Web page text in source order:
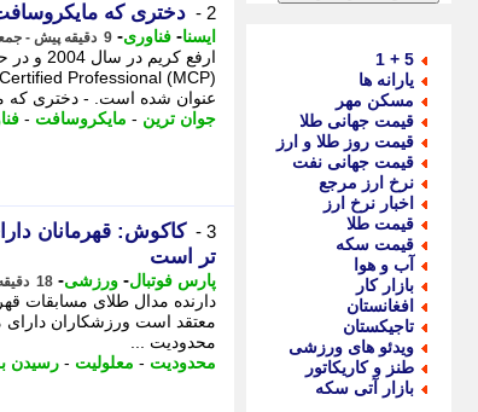
5 + 1
یارانه ها
مسکن مهر
قیمت جهانی طلا
قیمت روز طلا و ارز
قیمت جهانی نفت
نرخ ارز مرجع
اخبار نرخ ارز
قیمت طلا
قیمت سکه
آب و هوا
بازار کار
افغانستان
تاجیکستان
ویدئو های ورزشی
طنز و کاریکاتور
بازار آتی سکه
2 - دختری که
ایسنا- فناوری- 9 دقیقه پیش - جمعه 16 مرداد 1405، 11:40
عنوان شده است. - دختری که
جوان ترین - مایکروسافت -
3 -
کاکوش: قهرمانان
تر است
پارس فوتبال- ورزشی- 18 دقیقه پیش - جمعه 16 مرداد 1405، 11:32
دارنده مدال طلای مسابقات
معتقد است ورزشکاران دارای
محدودیت ...
محدودیت - معلولیت - رسیدن